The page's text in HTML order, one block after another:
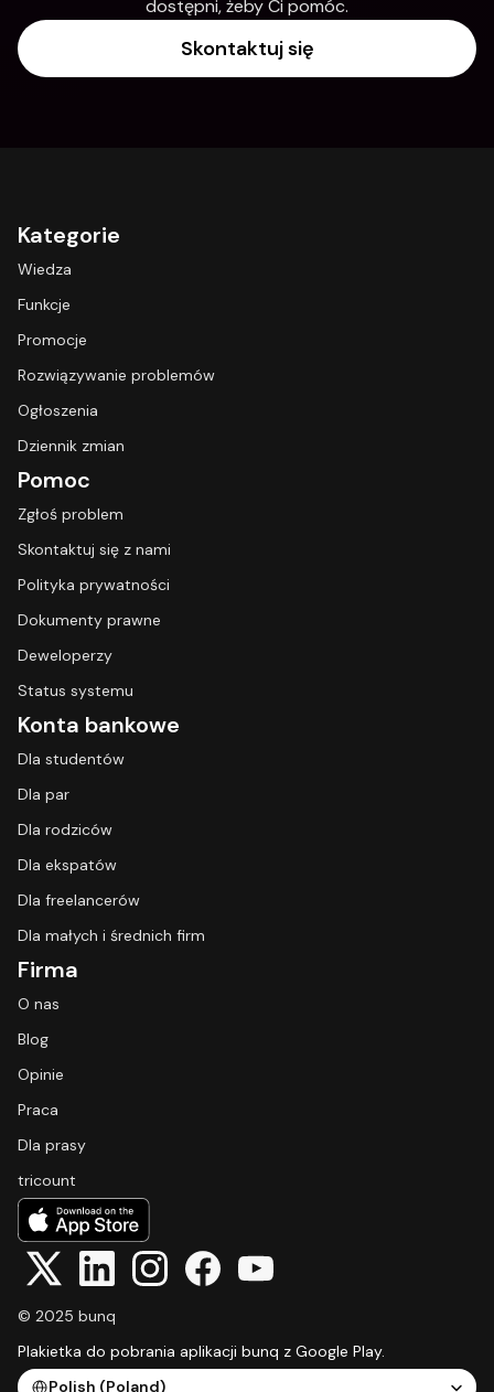
dostępni, żeby Ci pomóc.
Skontaktuj się
Kategorie
Wiedza
Funkcje
Promocje
Rozwiązywanie problemów
Ogłoszenia
Dziennik zmian
Pomoc
Zgłoś problem
Skontaktuj się z nami
Polityka prywatności
Dokumenty prawne
Deweloperzy
Status systemu
Konta bankowe
Dla studentów
Dla par
Dla rodziców
Dla ekspatów
Dla freelancerów
Dla małych i średnich firm
Firma
O nas
Blog
Opinie
Praca
Dla prasy
tricount
© 2025 bunq
Plakietka do pobrania aplikacji bunq z Google Play.
Select Language
Polish (Poland)